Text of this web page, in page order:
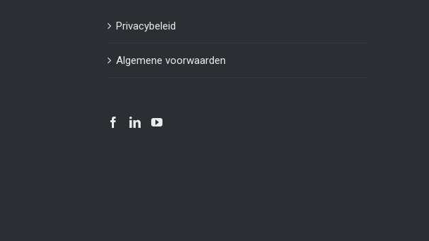
Privacybeleid
Algemene voorwaarden